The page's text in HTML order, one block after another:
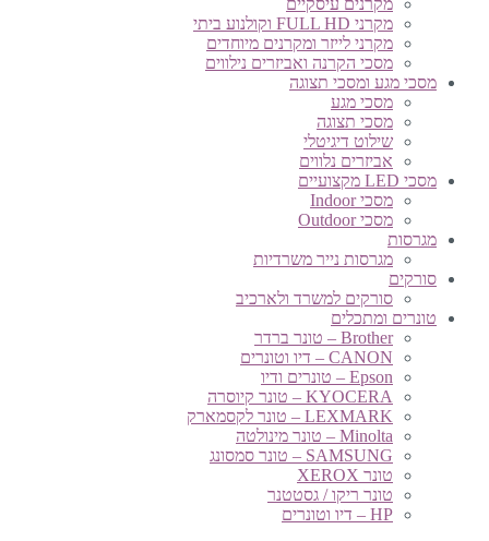
מקרנים עיסקיים
מקרני FULL HD וקולנוע ביתי
מקרני לייזר ומקרנים מיוחדים
מסכי הקרנה ואביזרים נילווים
מסכי מגע ומסכי תצוגה
מסכי מגע
מסכי תצוגה
שילוט דיגיטלי
אביזרים נלווים
מסכי LED מקצועיים
מסכי Indoor
מסכי Outdoor
מגרסות
מגרסות נייר משרדיות
סורקים
סורקים למשרד ולארכיב
טונרים ומתכלים
Brother – טונר ברדר
CANON – דיו וטונרים
Epson – טונרים ודיו
KYOCERA – טונר קיוסרה
LEXMARK – טונר לקסמארק
Minolta – טונר מינולטה
SAMSUNG – טונר סמסונג
טונר XEROX
טונר ריקו / גסטטנר
HP – דיו וטונרים